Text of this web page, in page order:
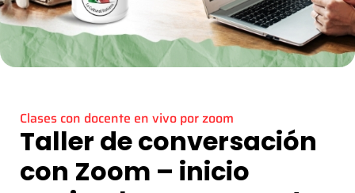
Clases con docente en vivo por zoom
Taller de conversación
con Zoom – inicio